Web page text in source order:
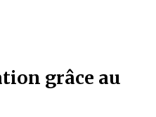
grâce au